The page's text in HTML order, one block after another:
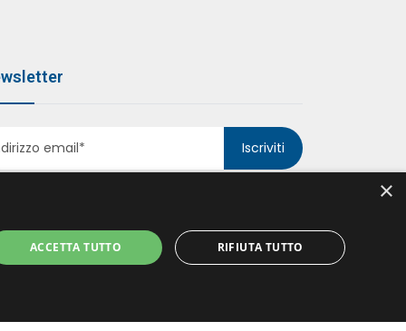
Iscriviti
le politiche dellaPrivacy Policy*
×
ACCETTA TUTTO RIFIUTA TUTTO